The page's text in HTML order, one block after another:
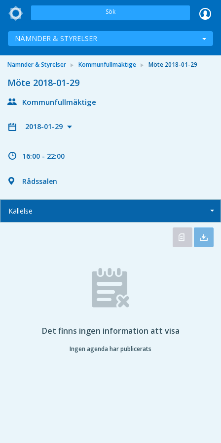
Sök
NÄMNDER & STYRELSER
Nämnder & Styrelser Kommunfullmäktige Möte 2018-01-29
Möte 2018-01-29
Kommunfullmäktige
2018-01-29
16:00 - 22:00
Rådssalen
Kallelse
Det finns ingen information att visa
Ingen agenda har publicerats